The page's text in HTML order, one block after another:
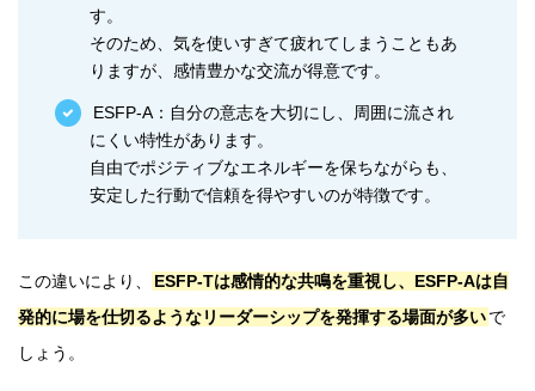
す。
そのため、気を使いすぎて疲れてしまうこともあ
りますが、感情豊かな交流が得意です。
ESFP-A：自分の意志を大切にし、周囲に流され
にくい特性があります。
自由でポジティブなエネルギーを保ちながらも、
安定した行動で信頼を得やすいのが特徴です。
この違いにより、
ESFP-Tは感情的な共鳴を重視し、ESFP-Aは自
発的に場を仕切るようなリーダーシップを発揮する場面が多いで
しょう。